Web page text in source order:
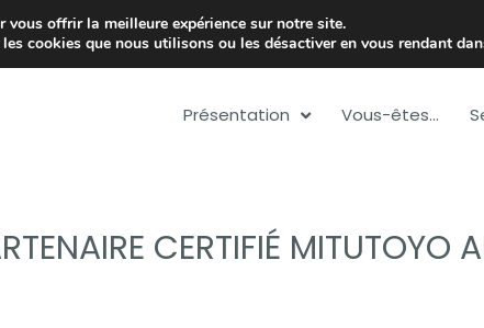
+352 26 55 45 1
Présentation Vous-êtes…
CERTIFIÉ MITUTOYO
vous offrir la meilleure expérience sur notre site.
cookies que nous utilisons ou les désactiver en vous rendant